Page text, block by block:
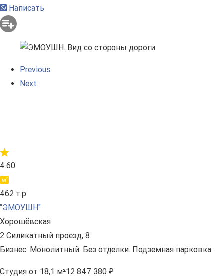
Написать
Previous
Next
4.60
462 т.р.
"ЭМОУШН"
Хорошёвская
2 Силикатный проезд, 8
Бизнес. Монолитный. Без отделки. Подземная парковка.
Студия от 18,1 м²12 847 380 ₽